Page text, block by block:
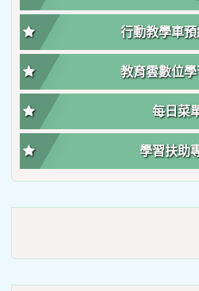
行動教學車
教育雲數位
每日菜
學習扶助